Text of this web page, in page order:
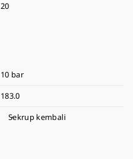
20
10 bar
183.0
Sekrup kembali